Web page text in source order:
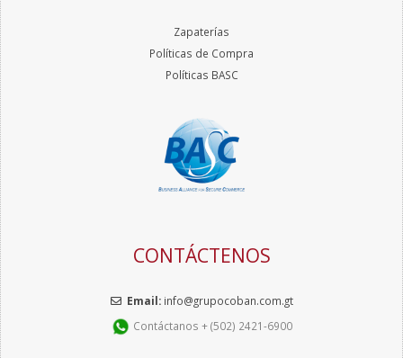
Zapaterías
Políticas de Compra
Políticas BASC
CONTÁCTENOS
Email: info@grupocoban.com.gt
Contáctanos + (502) 2421-6900